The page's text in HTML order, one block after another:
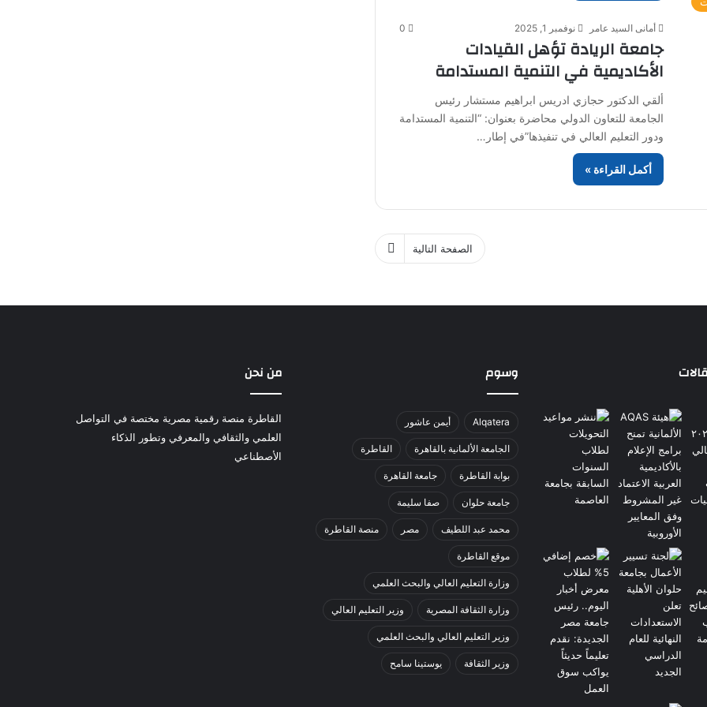
أمانى السيد عامر نوفمبر 1, 2025 0
جامعة الريادة تؤهل القيادات
الأكاديمية في التنمية المستدامة
ألقي الدكتور حجازي ادريس ابراهيم مستشار رئيس
الجامعة للتعاون الدولي محاضرة بعنوان: “التنمية المستدامة
ودور التعليم العالي في تنفيذها”في إطار…
أكمل القراءة »
الصفحة التالية
وسوم
Alqatera أيمن عاشور
الجامعة الألمانية بالقاهرة القاطرة
بوابة القاطرة جامعة القاهرة
جامعة حلوان صفا سليمة
محمد عبد اللطيف مصر منصة القاطرة
موقع القاطرة
وزارة التعليم العالي والبحث العلمي
وزارة الثقافة المصرية وزير التعليم العالي
وزير التعليم العالي والبحث العلمي
وزير الثقافة يوستينا سامح
من نحن
القاطرة منصة رقمية مصرية مختصة في التواصل
العلمي والثقافي والمعرفي وتطور الذكاء
الأصطناعي